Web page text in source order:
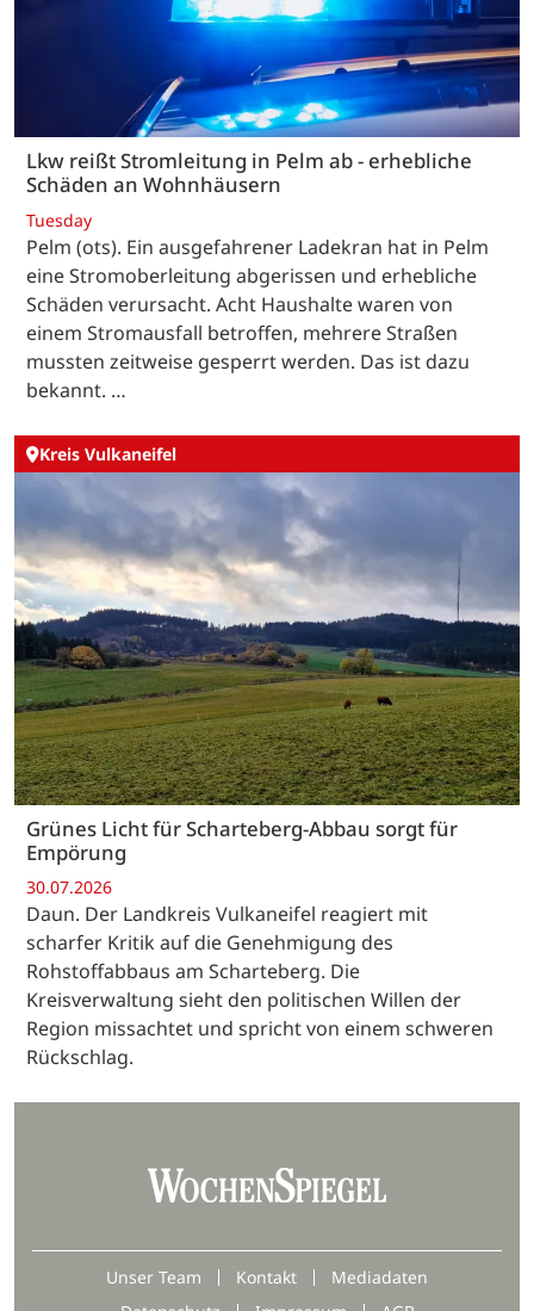
Lkw reißt Stromleitung in Pelm ab - erhebliche
Schäden an Wohnhäusern
Tuesday
Pelm (ots). Ein ausgefahrener Ladekran hat in Pelm
eine Stromoberleitung abgerissen und erhebliche
Schäden verursacht. Acht Haushalte waren von
einem Stromausfall betroffen, mehrere Straßen
mussten zeitweise gesperrt werden. Das ist dazu
bekannt. …
Kreis Vulkaneifel
Grünes Licht für Scharteberg-Abbau sorgt für
Empörung
30.07.2026
Daun. Der Landkreis Vulkaneifel reagiert mit
scharfer Kritik auf die Genehmigung des
Rohstoffabbaus am Scharteberg. Die
Kreisverwaltung sieht den politischen Willen der
Region missachtet und spricht von einem schweren
Rückschlag.
Unser Team Kontakt
Mediadaten